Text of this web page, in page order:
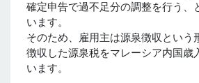
確定申告で過不足分の調整を行う、
います。
そのため、雇用主は源泉徴収という
徴収した源泉税をマレーシア内国歳
います。